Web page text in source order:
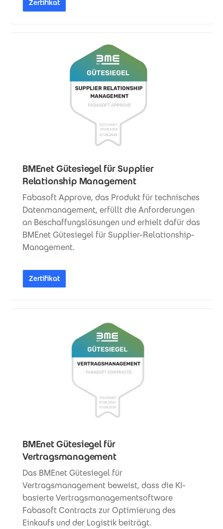
Zertifikat
BMEnet Gütesiegel für Supplier
Relationship Management
Fabasoft Approve, das Produkt für technisches
Datenmanagement, erfüllt die Anforderungen
an Beschaffungslösungen und erhielt dafür das
BMEnet Gütesiegel für Supplier-Relationship-
Management.
Zertifikat
BMEnet Gütesiegel für
Vertragsmanagement
Das BMEnet Gütesiegel für
Vertragsmanagement beweist, dass die KI-
basierte Vertragsmanagementsoftware
Fabasoft Contracts zur Optimierung des
Einkaufs und der Logistik beiträgt.